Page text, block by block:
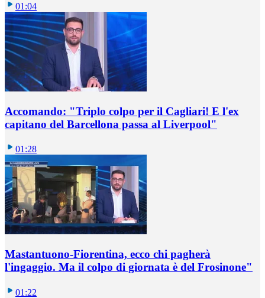
01:04
Accomando: "Triplo colpo per il Cagliari! E l'ex
capitano del Barcellona passa al Liverpool"
01:28
Mastantuono-Fiorentina, ecco chi pagherà
l'ingaggio. Ma il colpo di giornata è del Frosinone"
01:22